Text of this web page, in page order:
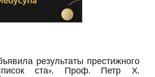
результаты престижного
ста». Проф. Петр Х.